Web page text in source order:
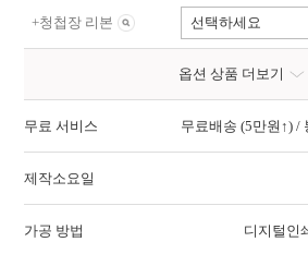
+청첩장 리본 선택하세요
옵션 상품 더보기
무료 서비스 무료배송 (5만원↑) /
제작소요일
가공 방법 디지털인